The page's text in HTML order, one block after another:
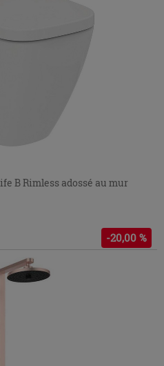
B Rimless adossé au mur
-20,00 %